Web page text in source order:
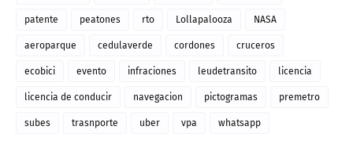
patente peatones rto Lollapalooza NASA
aeroparque cedulaverde cordones cruceros
ecobici evento infraciones leudetransito licencia
licencia de conducir navegacion pictogramas premetro
subes trasnporte uber vpa whatsapp